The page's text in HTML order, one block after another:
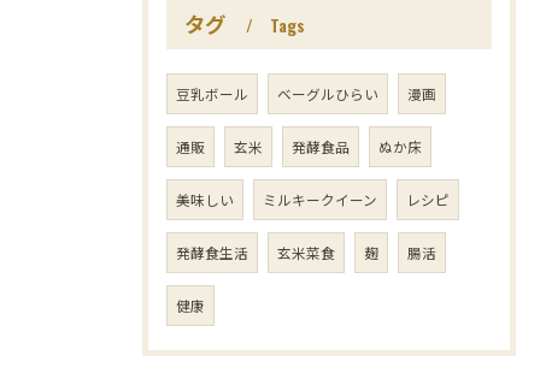
タグ Tags
豆乳ボール ベーグルひらい 漫画
通販 玄米 発酵食品 ぬか床
美味しい ミルキークイーン レシピ
発酵食生活 玄米菜食 麹 腸活
健康